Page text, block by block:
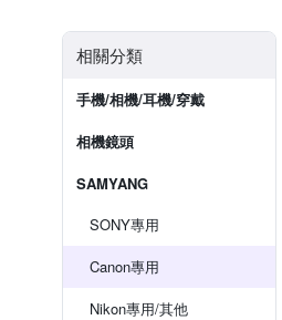
相關分類
手機/相機/耳機/穿戴
相機鏡頭
SAMYANG
SONY專用
Canon專用
Nikon專用/其他